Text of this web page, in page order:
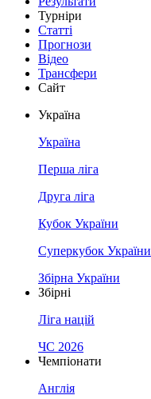
Турніри
Статті
Прогнози
Відео
Трансфери
Сайт
Україна
Україна
Перша ліга
Друга ліга
Кубок України
Суперкубок України
Збірна України
Збірні
Ліга націй
ЧС 2026
Чемпіонати
Англія